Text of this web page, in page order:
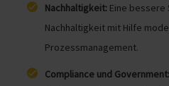
Nachhaltigkeit: Eine
Nachhaltigkeit mit Hilfe
Prozessmanagement.
Compliance und Government: